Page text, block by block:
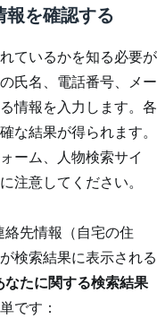
報を確認する
ているかを知る必要が
氏名、電話番号、メー
情報を入力します。各
な結果が得られます。
ーム、人物検索サイ
注意してください。
先情報（自宅の住
検索結果に表示される
なたに関する検索結果
です：